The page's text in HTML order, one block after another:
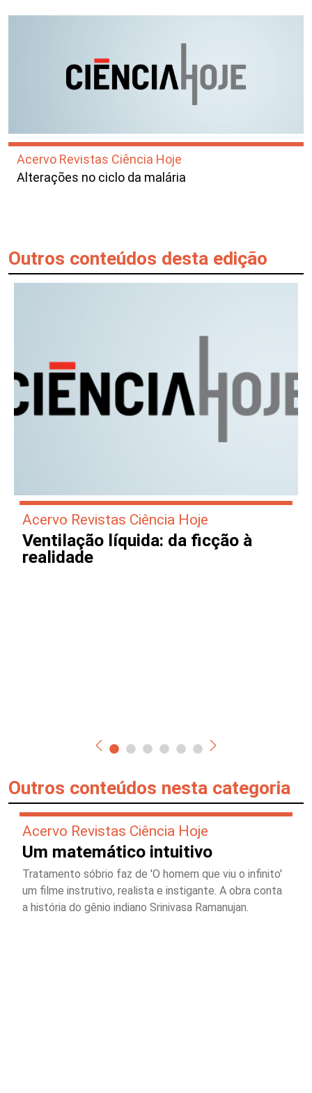
Acervo Revistas Ciência Hoje
Alterações no ciclo da malária
Outros conteúdos desta edição
Acervo Revistas Ciência Hoje
Ventilação líquida: da ficção à
realidade
Outros conteúdos nesta categoria
Acervo Revistas Ciência Hoje
Um matemático intuitivo
Tratamento sóbrio faz de 'O homem que viu o infinito'
um filme instrutivo, realista e instigante. A obra conta
a história do gênio indiano Srinivasa Ramanujan.